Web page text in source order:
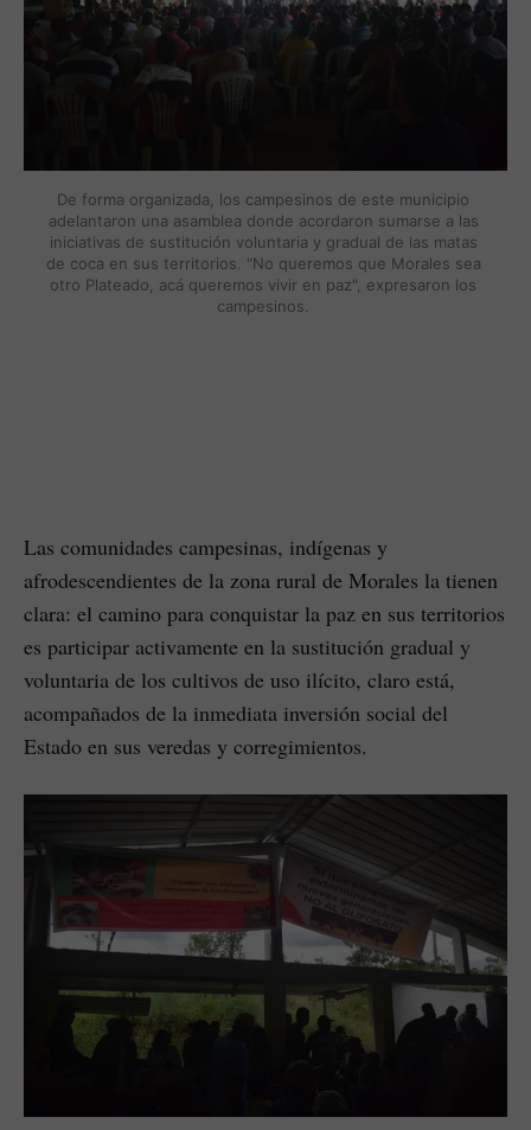
De forma organizada, los campesinos de este municipio
adelantaron una asamblea donde acordaron sumarse a las
iniciativas de sustitución voluntaria y gradual de las matas
de coca en sus territorios. "No queremos que Morales sea
otro Plateado, acá queremos vivir en paz", expresaron los
campesinos.
Las comunidades campesinas, indígenas y
afrodescendientes de la zona rural de Morales la tienen
clara: el camino para conquistar la paz en sus territorios
es participar activamente en la sustitución gradual y
voluntaria de los cultivos de uso ilícito, claro está,
acompañados de la inmediata inversión social del
Estado en sus veredas y corregimientos.